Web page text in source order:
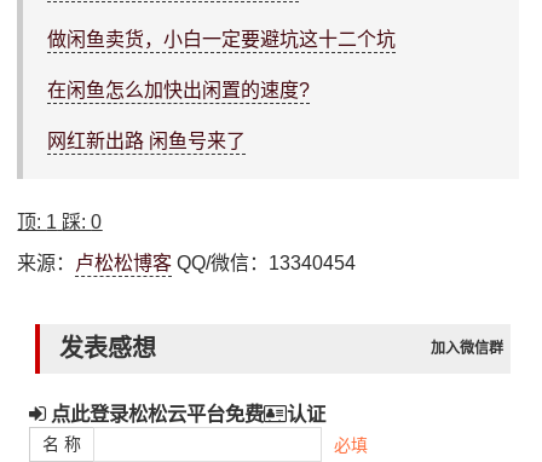
做闲鱼卖货，小白一定要避坑这十二个坑
在闲鱼怎么加快出闲置的速度?
网红新出路 闲鱼号来了
顶: 1 踩:0
来源： 卢松松博客 QQ/微信：13340454
发表感想 加入微信群
点此登录松松云平台免费 认证
名 称 必填